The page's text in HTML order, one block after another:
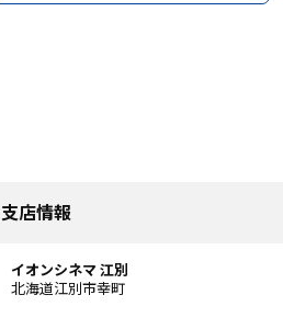
支店情報
イオンシネマ 江別
北海道江別市幸町